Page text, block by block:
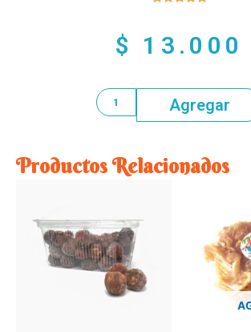
$ 13.000
Agregar
Productos Relacionados